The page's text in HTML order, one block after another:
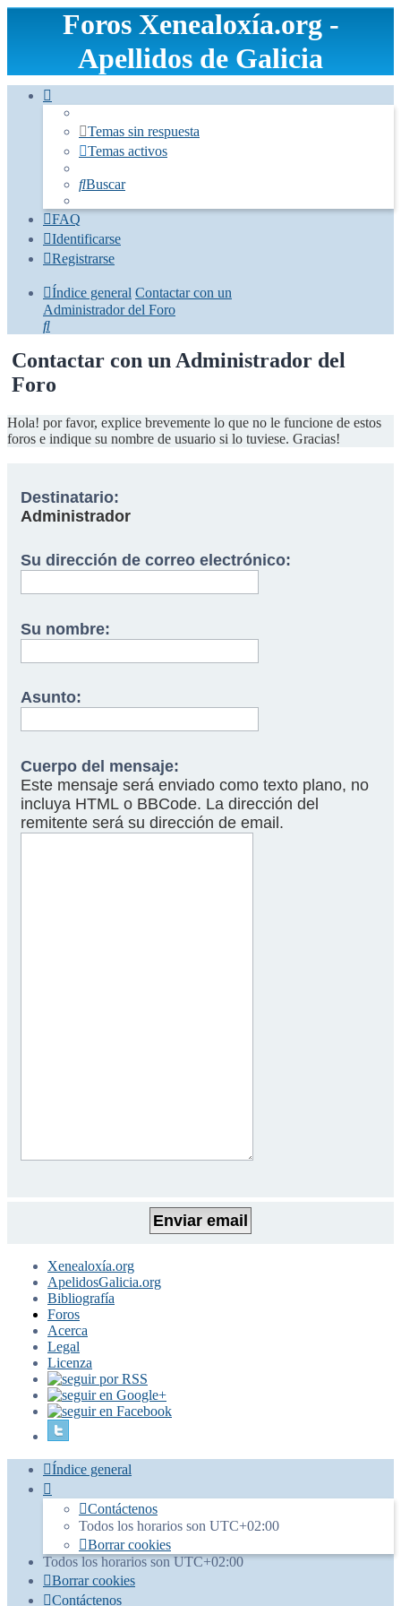
Foros Xenealoxía.org -
Apellidos de Galicia
Temas sin respuesta
Temas activos
Buscar
FAQ
Identificarse
Registrarse
Índice general Contactar con un
Administrador del Foro
Buscar
Contactar con un Administrador del
Foro
Hola! por favor, explice brevemente lo que no le funcione de estos
foros e indique su nombre de usuario si lo tuviese. Gracias!
Destinatario:
Administrador
Su dirección de correo electrónico:
Su nombre:
Asunto:
Cuerpo del mensaje:
Este mensaje será enviado como texto plano, no
incluya HTML o BBCode. La dirección del
remitente será su dirección de email.
Xenealoxía.org
ApelidosGalicia.org
Bibliografía
Foros
Acerca
Legal
Licenza
Índice general
Contáctenos
Todos los horarios son UTC+02:00
Borrar cookies
Todos los horarios sonUTC+02:00
Borrar cookies
Contáctenos